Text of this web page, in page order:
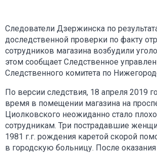
Следователи Дзержинска по
доследственной проверки по факту
сотрудников магазина возбудили
этом сообщает Следственное
Следственного комитета по
По версии следствия, 18 апреля 2019
время в помещении магазина на
Циолковского неожиданно стало
сотрудникам. Три пострадавшие
1981 г.г. рождения каретой скорой
в городскую больницу. После